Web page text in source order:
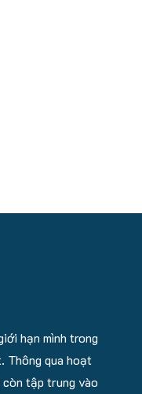
hạn mình trong
Thông qua hoạt
còn tập trung vào